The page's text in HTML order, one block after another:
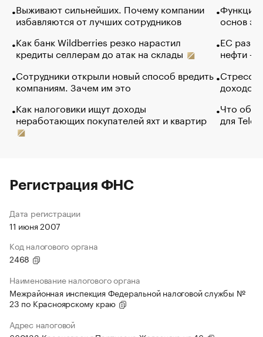
Выживают сильнейших. Почему компании
избавляются от лучших сотрудников
Как банк Wildberries резко нарастил
кредиты селлерам до атак на склады
Сотрудники открыли новый способ вредить
компаниям. Зачем им это
Как налоговики ищут доходы
неработающих покупателей яхт и квартир
Функции
основ
ЕС
нефти —
Стресс
доходов
Что
для
Регистрация ФНС
Дата регистрации
11 июня 2007
Код налогового органа
2468
Наименование налогового органа
Межрайонная инспекция Федеральной налоговой службы №
23 по Красноярскому краю
Адрес налоговой